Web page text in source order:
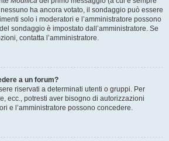
ha ancora votato, il sondaggio può essere
solo i moderatori e l’amministratore possono
sondaggio è impostato dall’amministratore. Se
contatta l’amministratore.
a un forum?
riservati a determinati utenti o gruppi. Per
ecc., potresti aver bisogno di autorizzazioni
e l’amministratore possono concedere.